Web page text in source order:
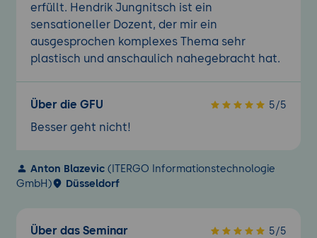
erfüllt. Hendrik Jungnitsch ist ein
sensationeller Dozent, der mir ein
ausgesprochen komplexes Thema sehr
plastisch und anschaulich nahegebracht hat.
Über die GFU 5/5
Besser geht nicht!
Anton Blazevic(ITERGO Informationstechnologie
GmbH)
Düsseldorf
Über das Seminar 5/5